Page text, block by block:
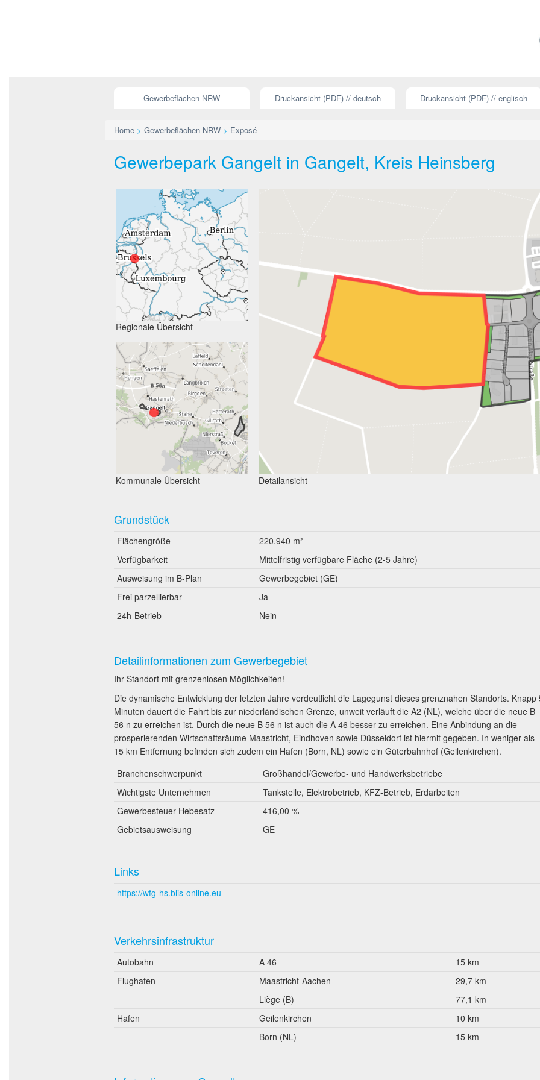
Gewerbeflächen NRW Druckansicht (PDF) // deutsch Druckansicht (PDF) // englisch
Home > Gewerbeflächen NRW > Exposé
Gewerbepark Gangelt in Gangelt, Kreis Heinsberg
Regionale Übersicht
Kommunale Übersicht Detailansicht
Grundstück
Flächengröße
220.940 m²
Verfügbarkeit
Mittelfristig verfügbare Fläche (2-5 Jahre)
Ausweisung im B-Plan
Gewerbegebiet (GE)
Frei parzellierbar
Ja
24h-Betrieb
Nein
Detailinformationen zum Gewerbegebiet
Ihr Standort mit grenzenlosen Möglichkeiten!
Die dynamische Entwicklung der letzten Jahre verdeutlicht die Lagegunst dieses grenznahen Standorts. Knapp
Minuten dauert die Fahrt bis zur niederländischen Grenze, unweit verläuft die A2 (NL), welche über die neue B
56 n zu erreichen ist. Durch die neue B 56 n ist auch die A 46 besser zu erreichen. Eine Anbindung an die
prosperierenden Wirtschaftsräume Maastricht, Eindhoven sowie Düsseldorf ist hiermit gegeben. In weniger als
15 km Entfernung befinden sich zudem ein Hafen (Born, NL) sowie ein Güterbahnhof (Geilenkirchen).
Branchenschwerpunkt
Großhandel/Gewerbe- und Handwerksbetriebe
Wichtigste Unternehmen
Tankstelle, Elektrobetrieb, KFZ-Betrieb, Erdarbeiten
Gewerbesteuer Hebesatz
416,00 %
Gebietsausweisung
GE
Links
https://wfg-hs.blis-online.eu
Verkehrsinfrastruktur
Autobahn A 46
15 km
Flughafen
Maastricht-Aachen
29,7 km
Liège (B)
77,1 km
Hafen
Geilenkirchen
10 km
Born (NL)
15 km